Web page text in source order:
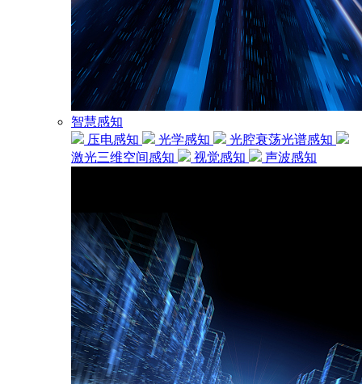
智慧感知
压电感知
光学感知
光腔衰荡光谱感知
激光三维空间感知
视觉感知 声波感知